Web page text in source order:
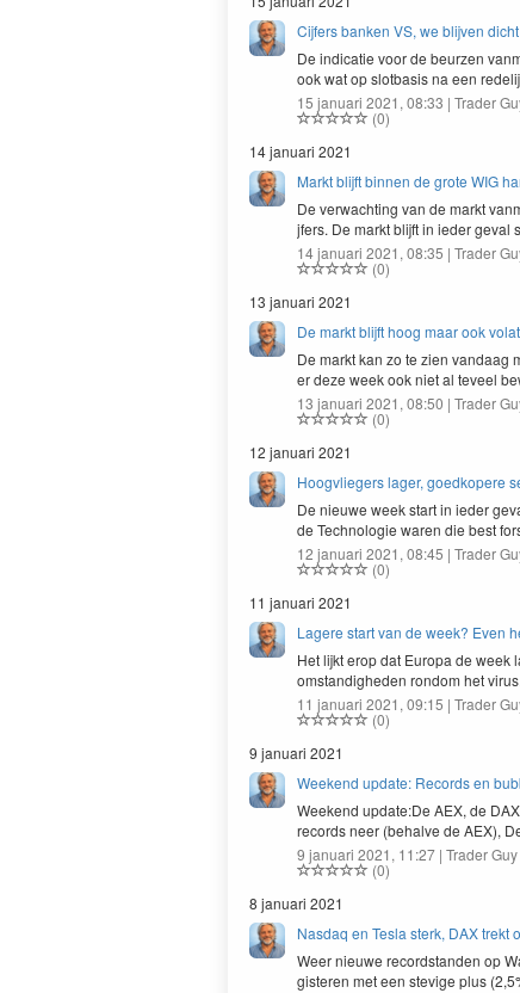
Cijfers banken VS, we blijven
De indi­catie voor de beurzen
ook wat op slot­ba­sis na een
15 januari 2021, 08:33 | Trader
(0)
14 januari 2021
Markt blijft binnen de grote WIG
De verwacht­ing van de markt
jfers. De markt bli­jft in ieder geval
14 januari 2021, 08:35 | Trader
(0)
13 januari 2021
De markt blijft hoog maar ook
De markt kan zo te zien van­daag
er deze week ook niet al teveel
13 januari 2021, 08:50 | Trader
(0)
12 januari 2021
Hoogvliegers lager, goedkopere
De nieuwe week start in ieder
de Tech­nolo­gie waren die best
12 januari 2021, 08:45 | Trader
(0)
11 januari 2021
Lagere start van de week? Even
Het lijkt erop dat Europa de
omstandighe­den ron­dom het
11 januari 2021, 09:15 | Trader
(0)
9 januari 2021
Weekend update: Records en
Week­end update:De AEX, de DAX
records neer (behalve de AEX),
9 januari 2021, 11:27 | Trader Guy
(0)
8 januari 2021
Nasdaq en Tesla sterk, DAX trekt
Weer nieuwe record­standen op
gis­teren met een ste­vige plus (2,5